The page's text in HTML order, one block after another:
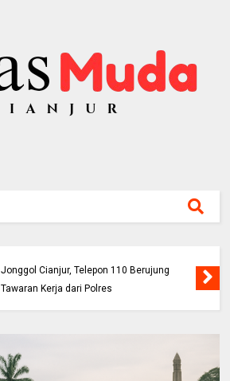
Jonggol Cianjur, Telepon 110 Berujung
Tawaran Kerja dari Polres